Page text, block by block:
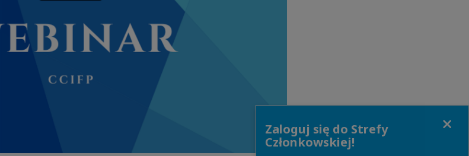
Zaloguj się do Strefy
Członkowskiej!